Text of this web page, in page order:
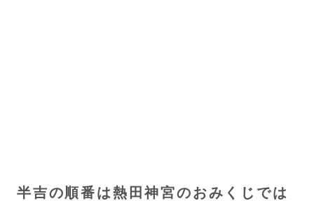
半吉の順番は熱田神宮のおみくじでは